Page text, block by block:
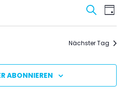
Suche
und
SUCHE
TAG
Nächster Tag
ABONNIEREN